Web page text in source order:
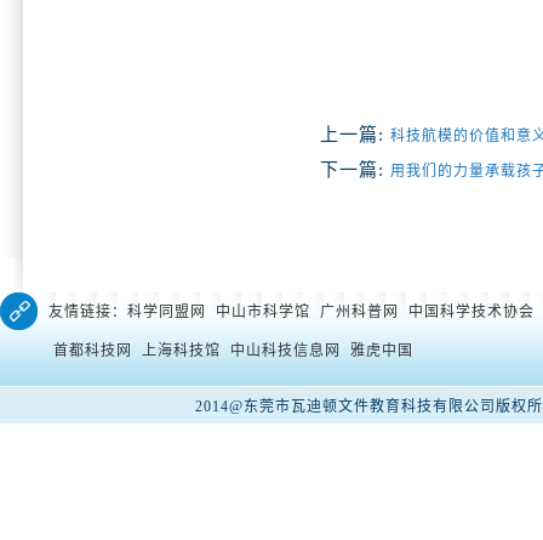
上一篇: 科技航模的价值和意
下一篇: 用我们的力量承载孩
友情链接：科学同盟网 中山市科学馆 广州科普网 中国科学技术协
首都科技网 上海科技馆 中山科技信息网 雅虎中国
2014@东莞市瓦迪顿文件教育科技有限公司版权